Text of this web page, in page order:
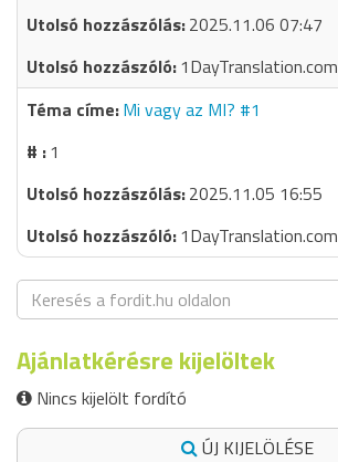
2025.11.06 07:47
1DayTranslation.com
Mi vagy az MI? #1
1
2025.11.05 16:55
1DayTranslation.com
Ajánlatkérésre kijelöltek
Nincs kijelölt fordító
ÚJ KIJELÖLÉSE